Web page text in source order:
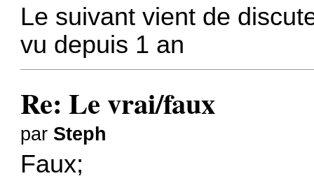
Le suivant vient de
vu depuis 1 an
Re: Le vrai/faux
par Steph
Faux;